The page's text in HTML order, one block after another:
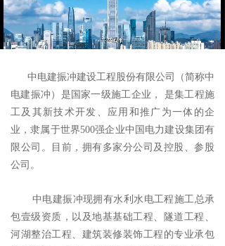
넸 水工隧洞TBM工程
넸 河湖整治工程
发电厂基础工程
石油、石化、LNG地基、基础工程
넸 港口、码头地基基础工程
넸 工民建及市政基础工程
新能源
넸 勘察工程
中电建振冲建设工程股份有限公司（简称中
电建振冲）是国家一级施工企业， 是集工程施
工及其新技术开发、应用和推广为一体的企
业，隶属于世界500强企业中国电力建设集团有
限公司。目前，拥有多家分公司及控股、参股
公司。
中电建振冲现拥有水利水电工程施工总承
包壹级资质，以及地基基础工程、隧道工程、
河湖整治工程、建筑装修装饰工程的专业承包
Mute Loaded:
0%
Progress
0%